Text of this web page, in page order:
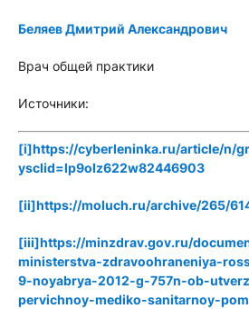
Беляев Дмитрий Александрович
Врач общей практики
Источники:
[i]https://cyberleninka.ru/article/n/
ysclid=lp9olz622w82446903
[ii]https://moluch.ru/archive/265/
[iii]https://minzdrav.gov.ru/
ministerstva-zdravoohraneniya-
9-noyabrya-2012-g-757n-ob-
pervichnoy-mediko-sanitarnoy-